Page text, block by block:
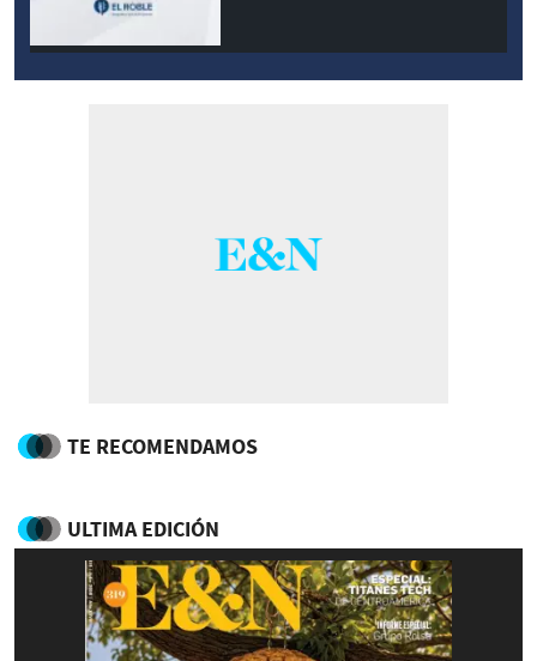
TE RECOMENDAMOS
ULTIMA EDICIÓN